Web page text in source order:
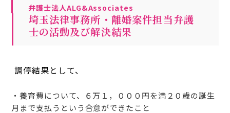
弁護士法人ALG&Associates
埼玉法律事務所・離婚案件担当弁護
士の活動及び解決結果
調停結果として、
・養育費について、６万１，０００円を満２０歳の誕生
月まで支払うという合意ができたこと